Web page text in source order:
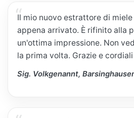
Il mio nuovo estrattore di
appena arrivato. È rifinito alla
un'ottima impressione. Non
la prima volta. Grazie e
Sig. Volkgenannt,